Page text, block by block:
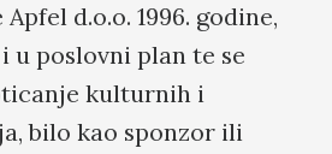
d.o.o. 1996. godine,
u poslovni plan te se
kulturnih i
bilo kao sponzor ili